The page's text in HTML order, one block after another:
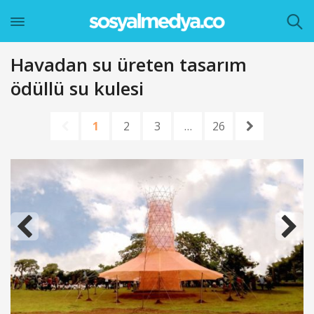
Havadan su üreten tasarım
ödüllü su kulesi
1 2 3 … 26